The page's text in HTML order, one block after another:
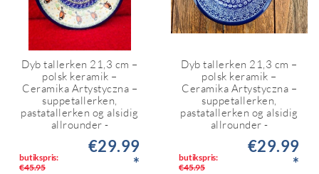
Dyb tallerken 21,3 cm –
polsk keramik –
Ceramika Artystyczna –
suppetallerken,
pastatallerken og alsidig
allrounder -
butikspris:
€45.95
€29.99
*
Dyb tallerken 21,3 cm –
polsk keramik –
Ceramika Artystyczna –
suppetallerken,
pastatallerken og alsidig
allrounder -
butikspris:
€45.95
€29.99
*